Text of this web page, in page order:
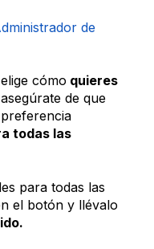
de
cómo quieres
de que
todas las
para todas las
el botón y llévalo